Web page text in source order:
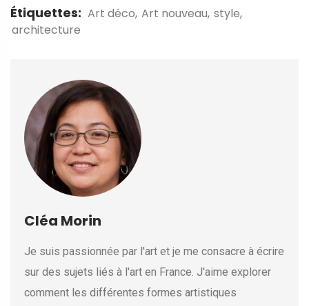
Étiquettes: Art déco Art nouveau style
architecture
Cléa Morin
Je suis passionnée par l'art et je me consacre à écrire
sur des sujets liés à l'art en France. J'aime explorer
comment les différentes formes artistiques